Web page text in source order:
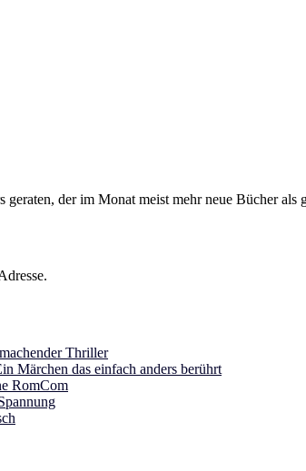
der im Monat meist mehr neue Bücher
Thriller
Märchen das einfach anders berührt
RomCom